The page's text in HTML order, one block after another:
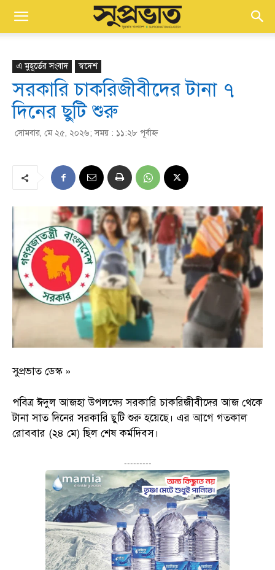
এ মুহূর্তের সংবাদ স্বদেশ
সরকারি চাকরিজীবীদের টানা ৭
দিনের ছুটি শুরু
সোমবার, মে ২৫, ২০২৬; সময় : ১১:২৮ পূর্বাহ্ণ
সুপ্রভাত ডেস্ক »
পবিত্র ঈদুল আজহা উপলক্ষ্যে সরকারি চাকরিজীবীদের আজ থেকে
টানা সাত দিনের সরকারি ছুটি শুরু হয়েছে। এর আগে গতকাল
রোববার (২৪ মে) ছিল শেষ কর্মদিবস।
---------